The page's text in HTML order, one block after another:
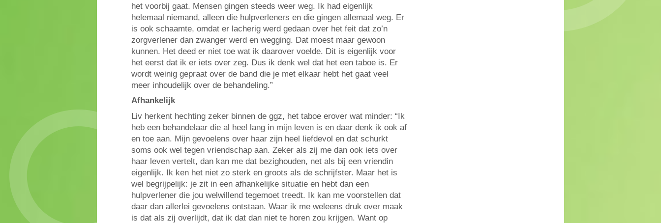
het voorbij gaat. Mensen gingen steeds weer weg. Ik had eigenlijk
helemaal niemand, alleen die hulpverleners en die gingen allemaal weg. Er
is ook schaamte, omdat er lacherig werd gedaan over het feit dat zo’n
zorgverlener dan zwanger werd en wegging. Dat moest maar gewoon
kunnen. Het deed er niet toe wat ik daarover voelde. Dit is eigenlijk voor
het eerst dat ik er iets over zeg. Dus ik denk wel dat het een taboe is. Er
wordt weinig gepraat over de band die je met elkaar hebt het gaat veel
meer inhoudelijk over de behandeling.”
Afhankelijk
Liv herkent hechting zeker binnen de ggz, het taboe erover wat minder: “Ik
heb een behandelaar die al heel lang in mijn leven is en daar denk ik ook af
en toe aan. Mijn gevoelens over haar zijn heel liefdevol en dat schurkt
soms ook wel tegen vriendschap aan. Zeker als zij me dan ook iets over
haar leven vertelt, dan kan me dat bezighouden, net als bij een vriendin
eigenlijk. Ik ken het niet zo sterk en groots als de schrijfster. Maar het is
wel begrijpelijk: je zit in een afhankelijke situatie en hebt dan een
hulpverlener die jou welwillend tegemoet treedt. Ik kan me voorstellen dat
daar dan allerlei gevoelens ontstaan. Waar ik me weleens druk over maak
is dat als zij overlijdt, dat ik dat dan niet te horen zou krijgen. Want op